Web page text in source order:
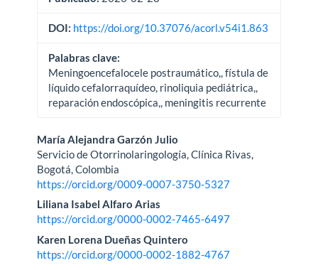
DOI: https://doi.org/10.37076/acorl.v54i1.863
Palabras clave:
Meningoencefalocele postraumático,, fístula de
líquido cefalorraquídeo, rinoliquia pediátrica,,
reparación endoscópica,, meningitis recurrente
Contenido
principal
del
artículo
María Alejandra Garzón Julio
Servicio de Otorrinolaringología, Clínica Rivas,
Bogotá, Colombia
https://orcid.org/0009-0007-3750-5327
Liliana Isabel Alfaro Arias
https://orcid.org/0000-0002-7465-6497
Karen Lorena Dueñas Quintero
https://orcid.org/0000-0002-1882-4767